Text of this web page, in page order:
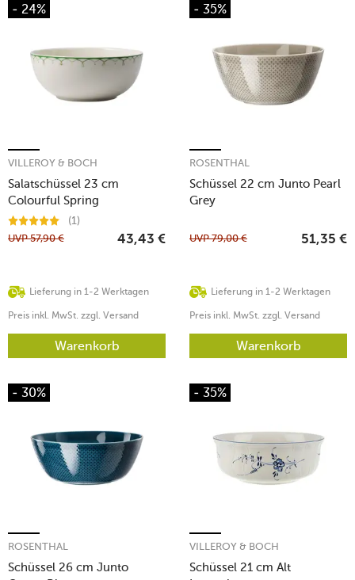
- 24%
Salatschüssel 23 cm
Colourful Spring
VILLEROY & BOCH
(1)
Lieferung in 1-2 Werktagen
UVP57,90 € 43,43 €
Preis inkl. MwSt. zzgl. Versand
Warenkorb
- 35%
Schüssel 22 cm Junto Pearl
Grey
ROSENTHAL
Lieferung in 1-2 Werktagen
UVP79,00 € 51,35 €
Preis inkl. MwSt. zzgl. Versand
Warenkorb
- 30%
Schüssel 26 cm Junto
ROSENTHAL
- 35%
Schüssel 21 cm Alt
VILLEROY & BOCH